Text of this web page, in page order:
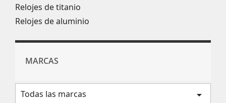
Relojes de titanio
Relojes de aluminio
MARCAS
Todas las marcas arrow_drop_down